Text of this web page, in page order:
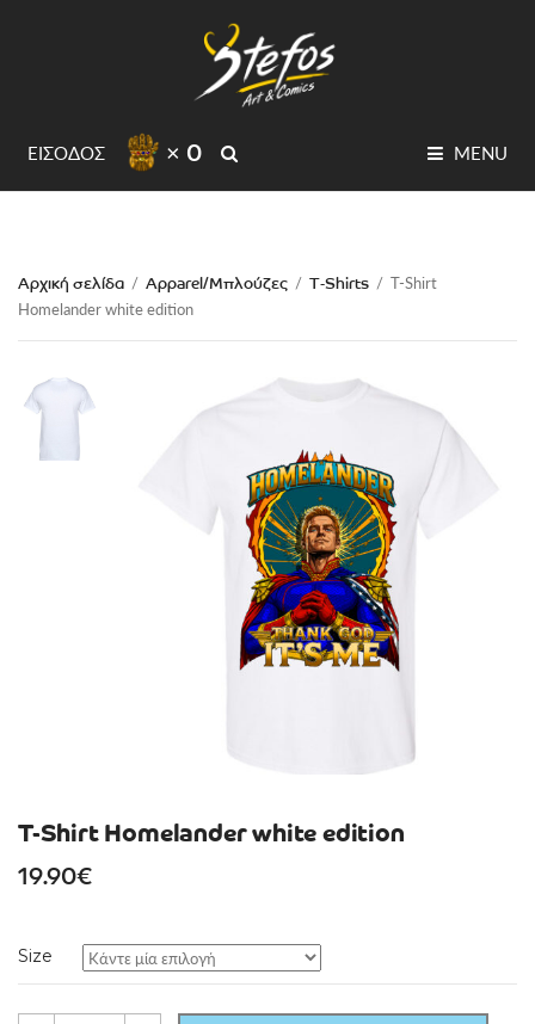
ΕΙΣΟΔΟΣ × 0 MENU
Αρχική σελίδα / Apparel/Μπλούζες / T-Shirts / T-Shirt
Homelander white edition
T-Shirt Homelander white edition
19.90€
Size